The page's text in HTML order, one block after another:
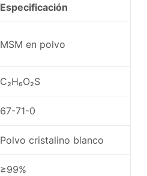
Especificación
MSM en polvo
C₂H₆O₂S
67-71-0
Polvo cristalino blanco
≥99%